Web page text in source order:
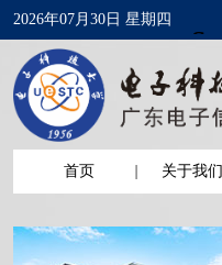
2026年07月30日 星期四
首页 关于我们